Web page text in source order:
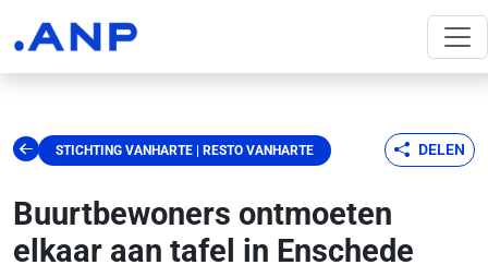
STICHTING VANHARTE | RESTO VANHARTE DELEN
Buurtbewoners ontmoeten
elkaar aan tafel in Enschede